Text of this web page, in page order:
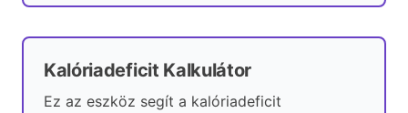
Kalóriadeficit Kalkulátor
Ez az eszköz segít a kalóriadeficit